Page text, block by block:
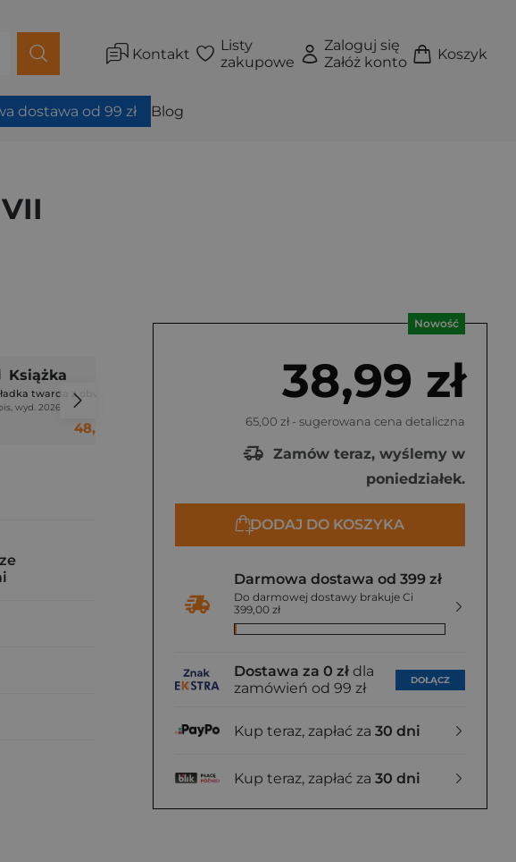
Kontakt
Listy
zakupowe
Zaloguj się
Załóż konto
Koszyk
dostawa od 99 zł Blog
Nowość
38,99 zł
65,00 zł - sugerowana cena detaliczna
Zamów teraz, wyślemy w
poniedziałek.
DODAJ DO KOSZYKA
Darmowa dostawa od 399 zł
Do darmowej dostawy brakuje Ci
399,00 zł
Dostawa za 0 zł dla
zamówień od 99 zł
DOŁĄCZ
Kup teraz, zapłać za 30 dni
Kup teraz, zapłać za 30 dni
Książka
twarda z obwolutą
wyd. 2026
48,58 zł